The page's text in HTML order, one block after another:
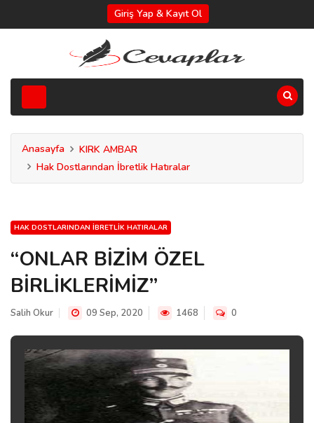
Giriş Yap & Kayıt Ol
Anasayfa
KIRK AMBAR
Hak Dostlarından İbretlik Hatıralar
HAK DOSTLARINDAN İBRETLIK HATIRALAR
“ONLAR BİZİM ÖZEL
BİRLİKLERİMİZ”
Salih Okur 09 Sep, 2020 1468 0